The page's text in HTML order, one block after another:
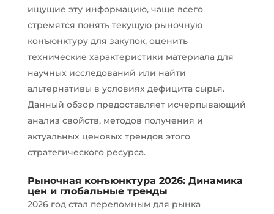
ищущие эту информацию, чаще всего
стремятся понять текущую рыночную
конъюнктуру для закупок, оценить
технические характеристики материала для
научных исследований или найти
альтернативы в условиях дефицита сырья.
Данный обзор предоставляет исчерпывающий
анализ свойств, методов получения и
актуальных ценовых трендов этого
стратегического ресурса.
Рыночная конъюнктура 2026: Динамика
цен и глобальные тренды
2026 год стал переломным для рынка